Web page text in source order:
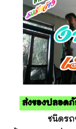
ส่งของปลอด
ชนิดรถของท